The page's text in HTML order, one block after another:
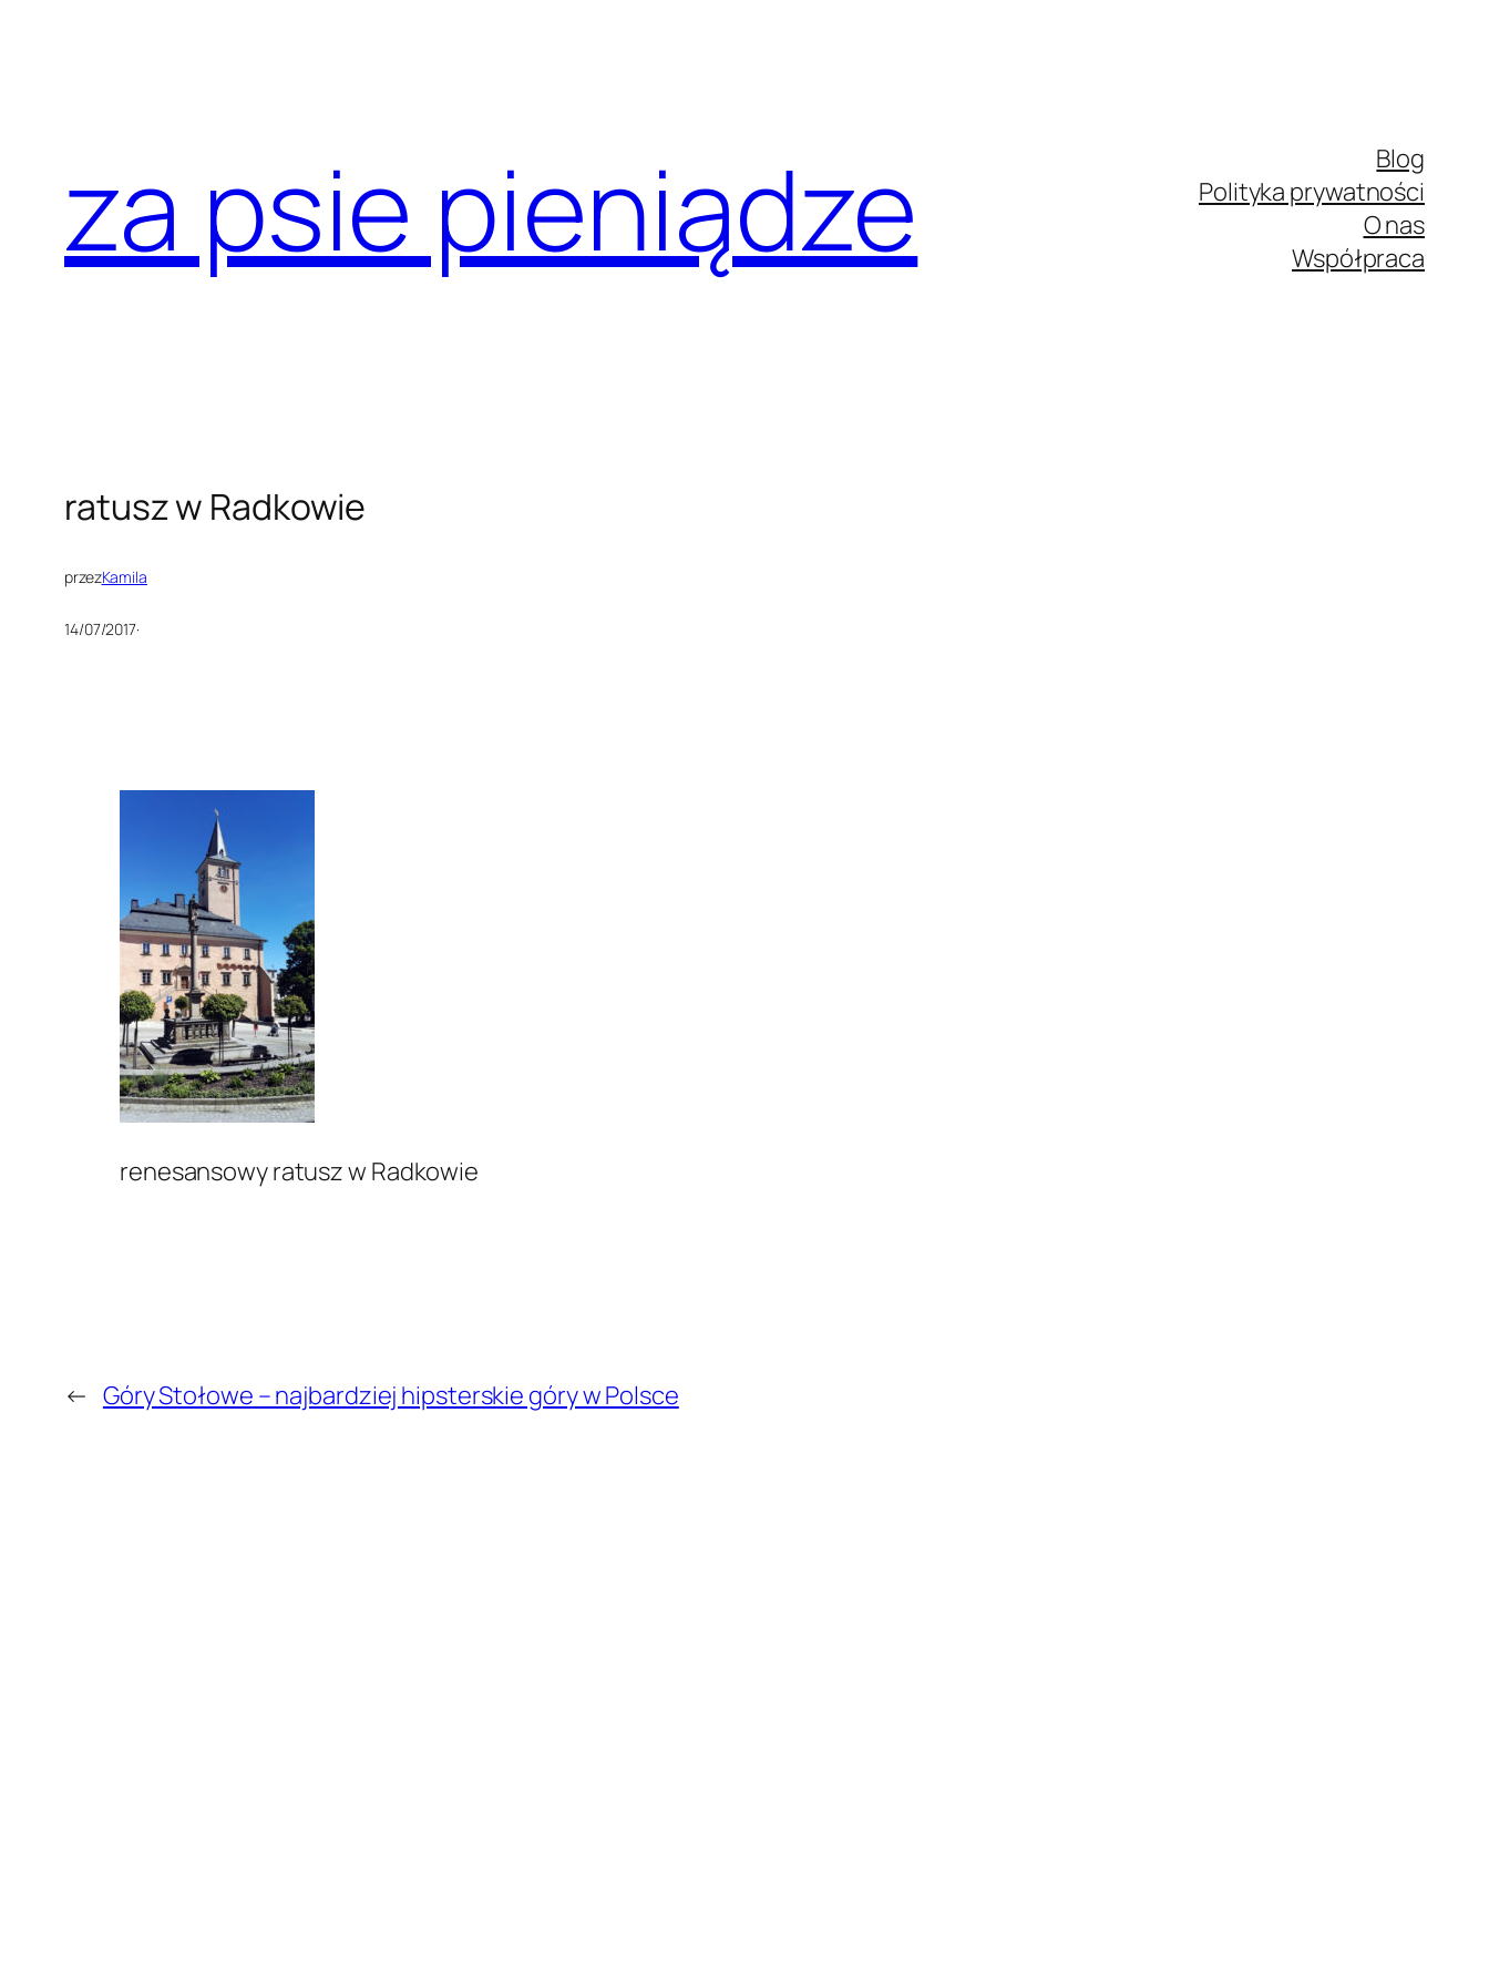
za psie pieniądze
Blog
Polityka prywatności
O nas
Współpraca
ratusz w Radkowie
przezKamila
14/07/2017·
renesansowy ratusz w Radkowie
← Góry Stołowe – najbardziej hipsterskie góry w Polsce